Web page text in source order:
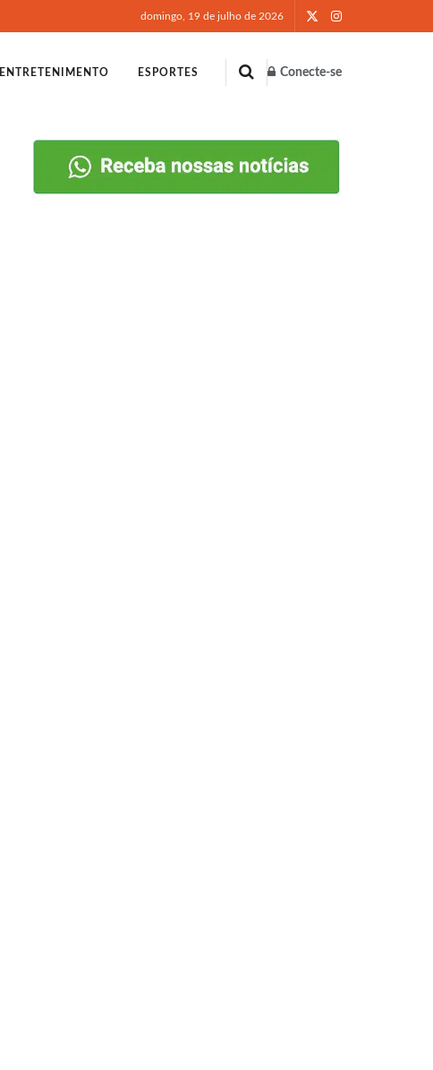
domingo, 19 de julho de 2026
ENTRETENIMENTO ESPORTES Conecte-se